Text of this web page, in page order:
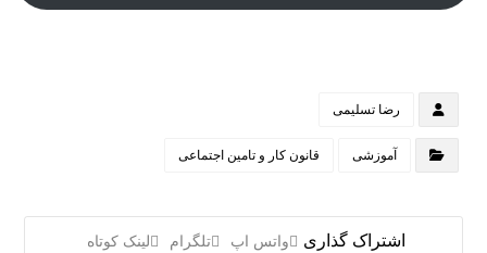
رضا تسلیمی
آموزشی قانون کار و تامین اجتماعی
واتس اپ تلگرام لینک کوتاه